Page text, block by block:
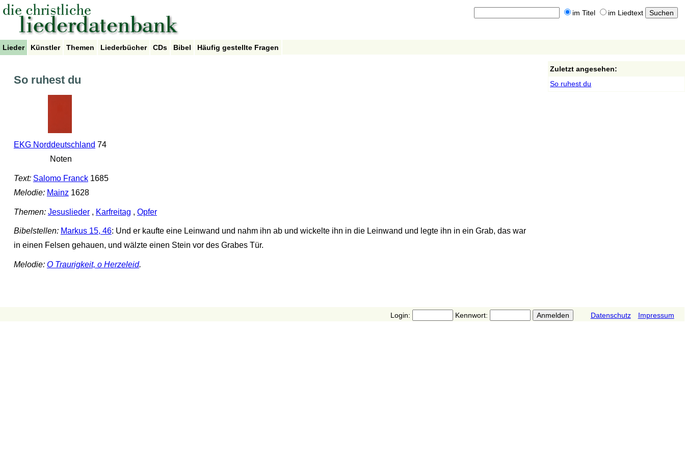
im Titel im Liedtext
Lieder Künstler Themen Liederbücher CDs Bibel Häufig gestellte Fragen
So ruhest du
EKG Norddeutschland 74
Noten
Text: Salomo Franck1685
Melodie: Mainz 1628
Themen: Jesuslieder, Karfreitag , Opfer
Bibelstellen: Markus 15, 46: Und er kaufte eine Leinwand und nahm ihn ab und wickelte ihn in die Leinwand und legte ihn in ein Grab, das war
in einen Felsen gehauen, und wälzte einen Stein vor des Grabes Tür.
Melodie: O Traurigkeit, o Herzeleid.
Zuletzt angesehen:
So ruhest du
Login: Kennwort: Datenschutz Impressum